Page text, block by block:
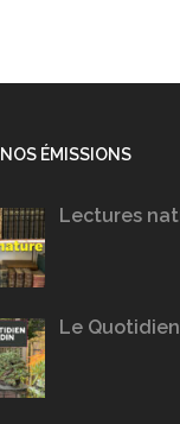
ÉMISSIONS
Lectures
Le